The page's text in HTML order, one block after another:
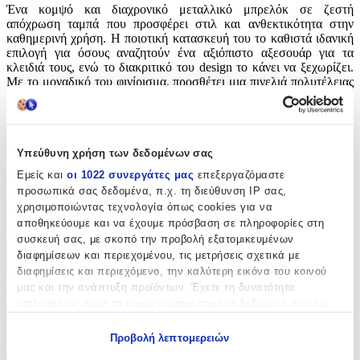
Υπεύθυνη χρήση των δεδομένων σας
Εμείς και οι 1022 συνεργάτες μας επεξεργαζόμαστε
προσωπικά σας δεδομένα, π.χ. τη διεύθυνση IP σας,
χρησιμοποιώντας τεχνολογία όπως cookies για να
αποθηκεύουμε και να έχουμε πρόσβαση σε πληροφορίες στη
συσκευή σας, με σκοπό την προβολή εξατομικευμένων
διαφημίσεων και περιεχομένου, τις μετρήσεις σχετικά με
διαφημίσεις και περιεχόμενο, την καλύτερη εικόνα του κοινού
μας και την ανάπτυξη προϊόντων. Έχετε τη δυνατότητα
Προβολή λεπτομερειών
Ένα κομψό και διαχρονικό μεταλλικό μπρελόκ σε ζεστή
απόχρωση ταμπά που προσφέρει στιλ και ανθεκτικότητα στην
καθημερινή χρήση. Η ποιοτική κατασκευή του το καθιστά ιδανική
επιλογή για όσους αναζητούν ένα αξιόπιστο αξεσουάρ για τα
κλειδιά τους, ενώ το διακριτικό του design το κάνει να ξεχωρίζει.
Με το μοναδικό του φινίρισμα, προσθέτει μια πινελιά πολυτέλειας
και τάξης, είτε το χαρίσετε ως δώρο είτε το επιλέξετε για
προσωπική σας χρήση. Συνδυάζει πρακτικότητα και αισθητική,
κάνοντας εύκολη την οργάνωση και μεταφορά των κλειδιών σας με
Αξιολογήσεις
Προς το παρόν δεν υπάρχουν άλλες αξιολογήσεις. Όταν
προστεθούν, θα εμφανιστούν εδώ.
Πώς υπολογίζεται η βαθμολογία
Η τελική βαθμολογία βασίζεται αποκλειστικά σε κριτικές χρηστών
που έχουν πραγματοποιήσει αγορά μέσω SHOPFLIX ή έχουν
Γράψου στο Νewsletter μας για νέα & προσφορές!